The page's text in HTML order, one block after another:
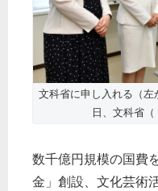
文科省に申し入れる（
日、文科省（
数千億円規模の国費
金」創設、文化芸術